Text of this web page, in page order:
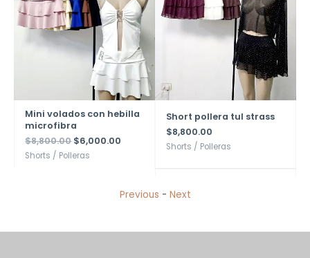
Mini volados con hebilla
microfibra
$8,800.00 $6,000.00
Shorts / Polleras
Short pollera tul strass
$8,800.00
Shorts / Polleras
Previous - Next